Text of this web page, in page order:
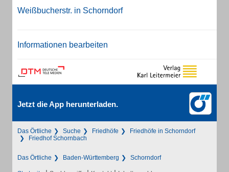
Weißbucherstr. in Schorndorf
Informationen bearbeiten
Jetzt die App herunterladen.
Das Örtliche Suche Friedhöfe
Friedhöfe in Schorndorf
Friedhof Schornbach
Das Örtliche Baden-Württemberg Schorndorf